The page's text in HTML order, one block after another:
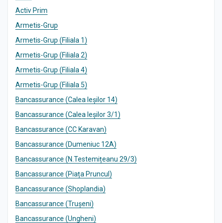
Activ Prim
Armetis-Grup
Armetis-Grup (Filiala 1)
Armetis-Grup (Filiala 2)
Armetis-Grup (Filiala 4)
Armetis-Grup (Filiala 5)
Bancassurance (Calea Ieșilor 14)
Bancassurance (Calea Ieșilor 3/1)
Bancassurance (CC Karavan)
Bancassurance (Dumeniuc 12A)
Bancassurance (N.Testemițeanu 29/3)
Bancassurance (Piața Pruncul)
Bancassurance (Shoplandia)
Bancassurance (Trușeni)
Bancassurance (Ungheni)